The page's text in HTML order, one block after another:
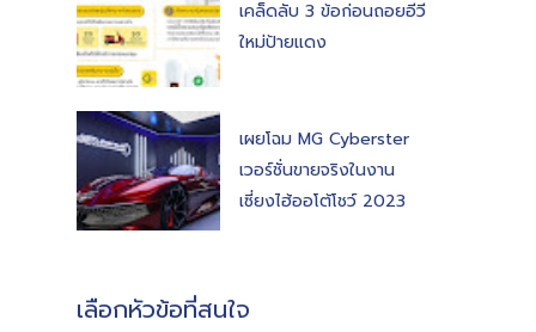
เคล็ดลับ 3 ข้อก่อนถอยอีวี
ใหม่ป้ายแดง
เผยโฉม MG Cyberster
เวอร์ชั่นขายจริงในงาน
เซี่ยงไฮ้ออโต้โชว์ 2023
เลือกหัวข้อที่สนใจ